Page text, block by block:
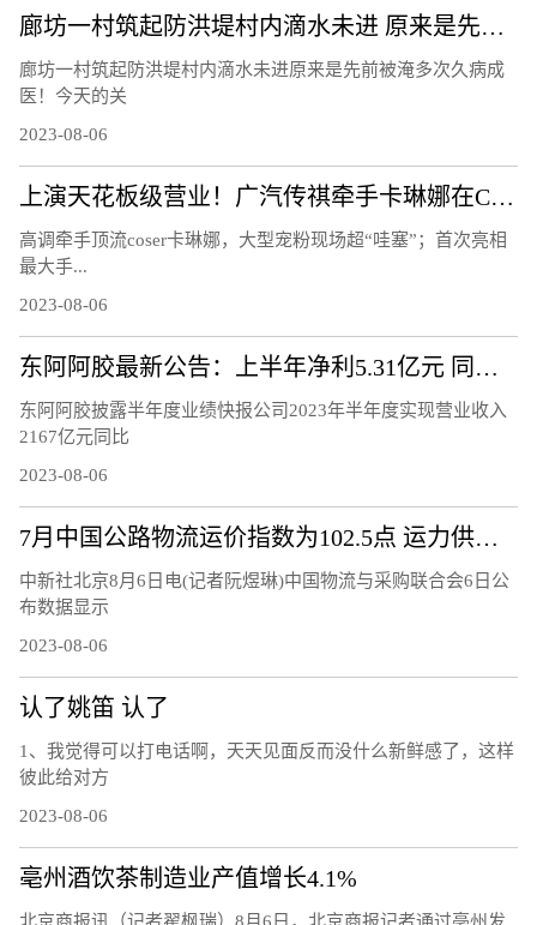
廊坊一村筑起防洪堤村内滴水未进 原来是先前被淹多次久病成医！
廊坊一村筑起防洪堤村内滴水未进原来是先前被淹多次久病成
医！今天的关
2023-08-06
上演天花板级营业！广汽传祺牵手卡琳娜在ChinaJoy鲨疯了！
高调牵手顶流coser卡琳娜，大型宠粉现场超“哇塞”；首次亮相
最大手...
2023-08-06
东阿阿胶最新公告：上半年净利5.31亿元 同比增72.29%
东阿阿胶披露半年度业绩快报公司2023年半年度实现营业收入
2167亿元同比
2023-08-06
7月中国公路物流运价指数为102.5点 运力供给呈现较充足态势
中新社北京8月6日电(记者阮煜琳)中国物流与采购联合会6日公
布数据显示
2023-08-06
认了姚笛 认了
1、我觉得可以打电话啊，天天见面反而没什么新鲜感了，这样
彼此给对方
2023-08-06
亳州酒饮茶制造业产值增长4.1%